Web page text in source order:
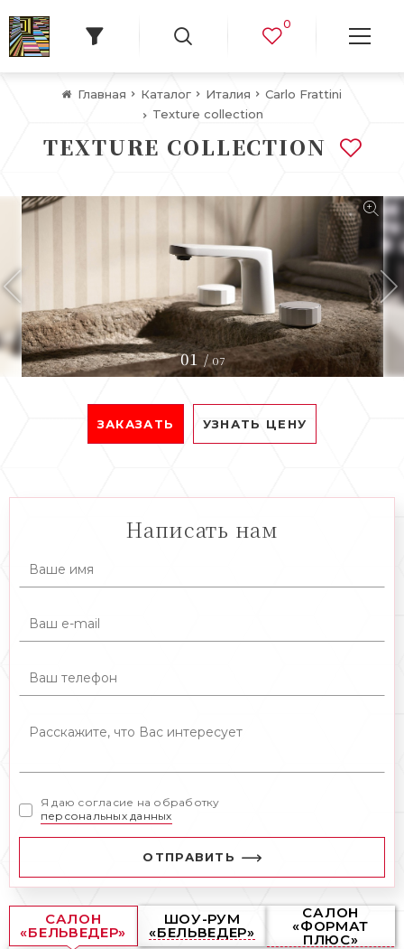
0
Главная Каталог Италия
Carlo Frattini
Texture collection
TEXTURE COLLECTION
01 / 07
ЗАКАЗАТЬ УЗНАТЬ ЦЕНУ
Написать нам
Я даю согласие на обработку
персональных данных
ОТПРАВИТЬ
САЛОН
«БЕЛЬВЕДЕР»
ШОУ-РУМ
«БЕЛЬВЕДЕР»
САЛОН
«ФОРМАТ
ПЛЮС»